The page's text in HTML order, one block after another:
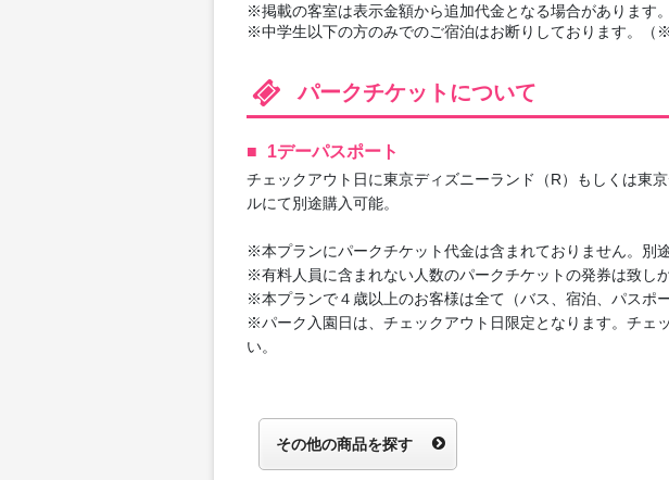
※掲載の客室は表示金額から追加代金となる場合があります。
※中学生以下の方のみでのご宿泊はお断りしております。（
パークチケットについて
1デーパスポート
チェックアウト日に東京ディズニーランド（R）もしくは東
ルにて別途購入可能。
※本プランにパークチケット代金は含まれておりません。別
※有料人員に含まれない人数のパークチケットの発券は致し
※本プランで４歳以上のお客様は全て（バス、宿泊、パスポ
※パーク入園日は、チェックアウト日限定となります。チェ
い。
その他の商品を探す